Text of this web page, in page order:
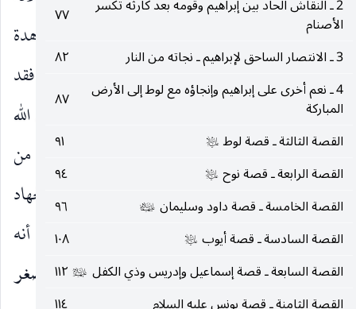
2 ـ النقاش الحاد بين إبراهيم وقومه بعد كارثه تكسر
الأصنام
٧٧
3 ـ الانتصار الساحق لإبراهيم ـ نجاته من النار
٨٢
4 ـ نعم أخرى على إبراهيم وإنجاؤه مع لوط إلى الأرض
المباركة
٨٧
القصة الثالثة ـ قصة لوط عليه‌السلام
٩١
القصة الرابعة ـ قصة نوح عليه‌السلام
٩٤
القصة الخامسة ـ قصة داود وسليمان عليهما‌السلام
٩٦
القصة السادسة ـ قصة أيوب عليه‌السلام
١٠٨
القصة السابعة ـ قصة إسماعيل وإدريس وذي الكفل عليهم‌السلام ١١٢
أنواع : مجاهدة العدو الظاهر كالكفار ، ومجاهدة
الشيطان ، ومجاهدة النفس والهوى ، وهذه أعظمها ، فقد
أخرج البيهقي وغيره عن جابر قال : «قدم على رسول الله
قوم غزاة ، فقال : قدمتم خير مقدم ، قدمتم من
الجهاد الأصغر إلى الجهاد الأكبر ، قيل : وما الجهاد
الأكبر؟ قال : مجاهدة العبد هواه». وروي عنهصلى‌الله‌عليه‌وسلم
أنه
رجع من غزوة تبوك ، فقال : «رجعنا من الجهاد الأصغر